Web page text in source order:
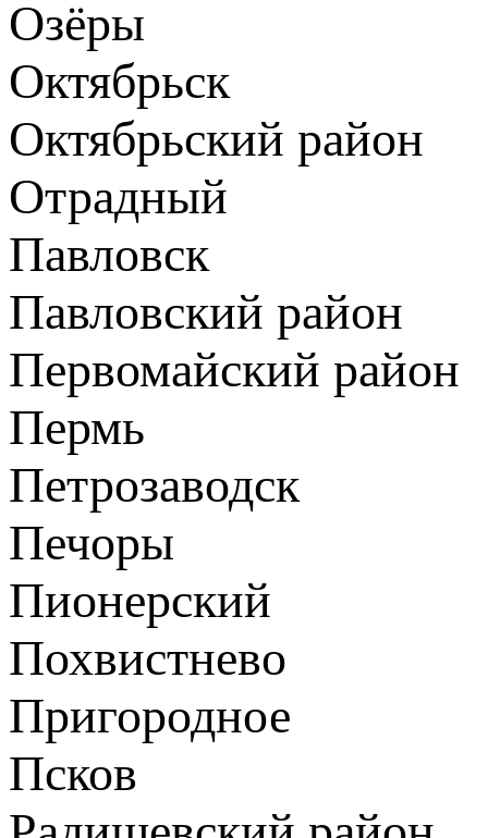
Озёры
Октябрьск
Октябрьский район
Отрадный
Павловск
Павловский район
Первомайский район
Пермь
Петрозаводск
Печоры
Пионерский
Похвистнево
Пригородное
Псков